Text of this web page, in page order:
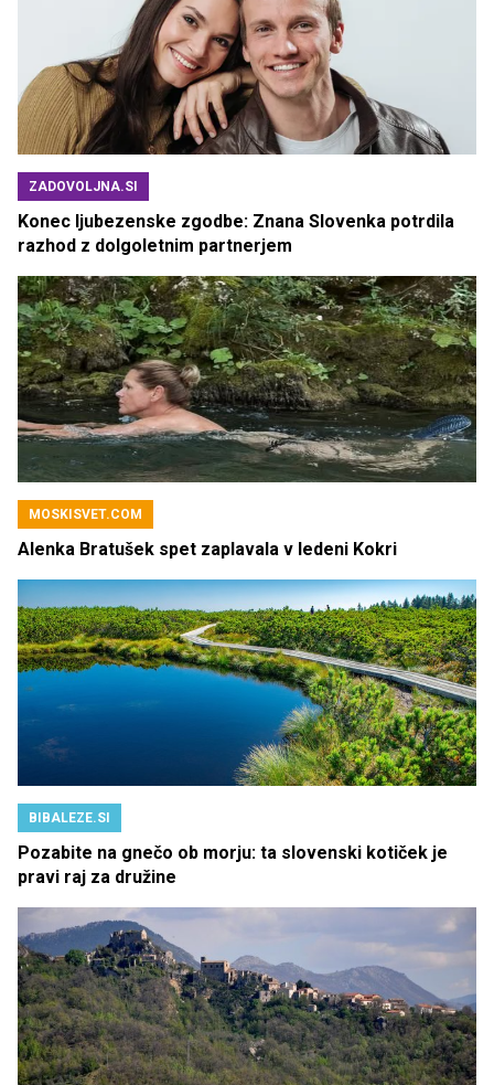
ZADOVOLJNA.SI
Konec ljubezenske zgodbe: Znana Slovenka potrdila
razhod z dolgoletnim partnerjem
MOSKISVET.COM
Alenka Bratušek spet zaplavala v ledeni Kokri
BIBALEZE.SI
Pozabite na gnečo ob morju: ta slovenski kotiček je
pravi raj za družine